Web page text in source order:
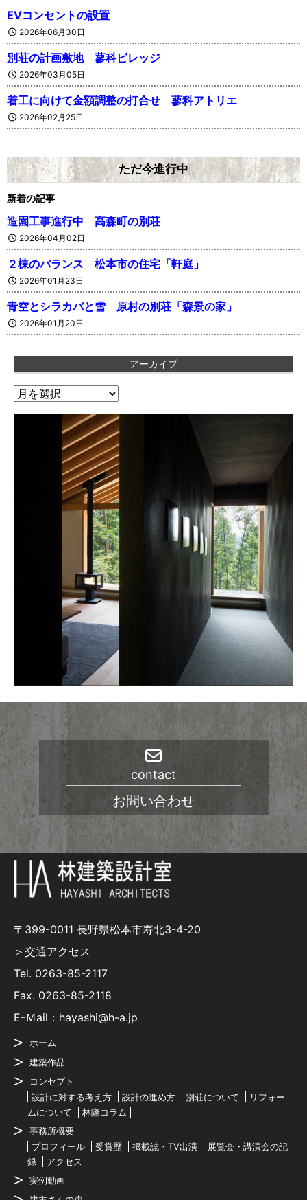
EVコンセントの設置
2026年06月30日
別荘の計画敷地 蓼科ビレッジ
2026年03月05日
着工に向けて金額調整の打合せ 蓼科アトリエ
2026年02月25日
ただ今進行中
新着の記事
造園工事進行中 高森町の別荘
2026年04月02日
２棟のバランス 松本市の住宅「軒庭」
2026年01月23日
青空とシラカバと雪 原村の別荘「森景の家」
2026年01月20日
アーカイブ
ア
contact
お問い合わせ
〒399-0011 長野県松本市寿北3-4-20
＞交通アクセス
Tel. 0263-85-2117
Fax. 0263-85-2118
E-Ｍail：hayashi@h-a.jp
ホーム
建築作品
コンセプト
設計に対する考え方
設計の進め方 別荘について
リフォー
ムについて
林隆コラム
事務所概要
プロフィール
受賞歴 掲載誌・TV出演
展覧会・講演会の記
録
アクセス
実例動画